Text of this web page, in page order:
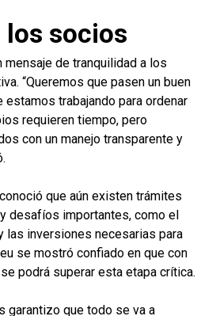
los socios
mensaje de tranquilidad a los
“Queremos que pasen un buen
estamos trabajando para ordenar
requieren tiempo, pero
con un manejo transparente y
que aún existen trámites
desafíos importantes, como el
las inversiones necesarias para
se mostró confiado en que con
podrá superar esta etapa crítica.
garantizo que todo se va a